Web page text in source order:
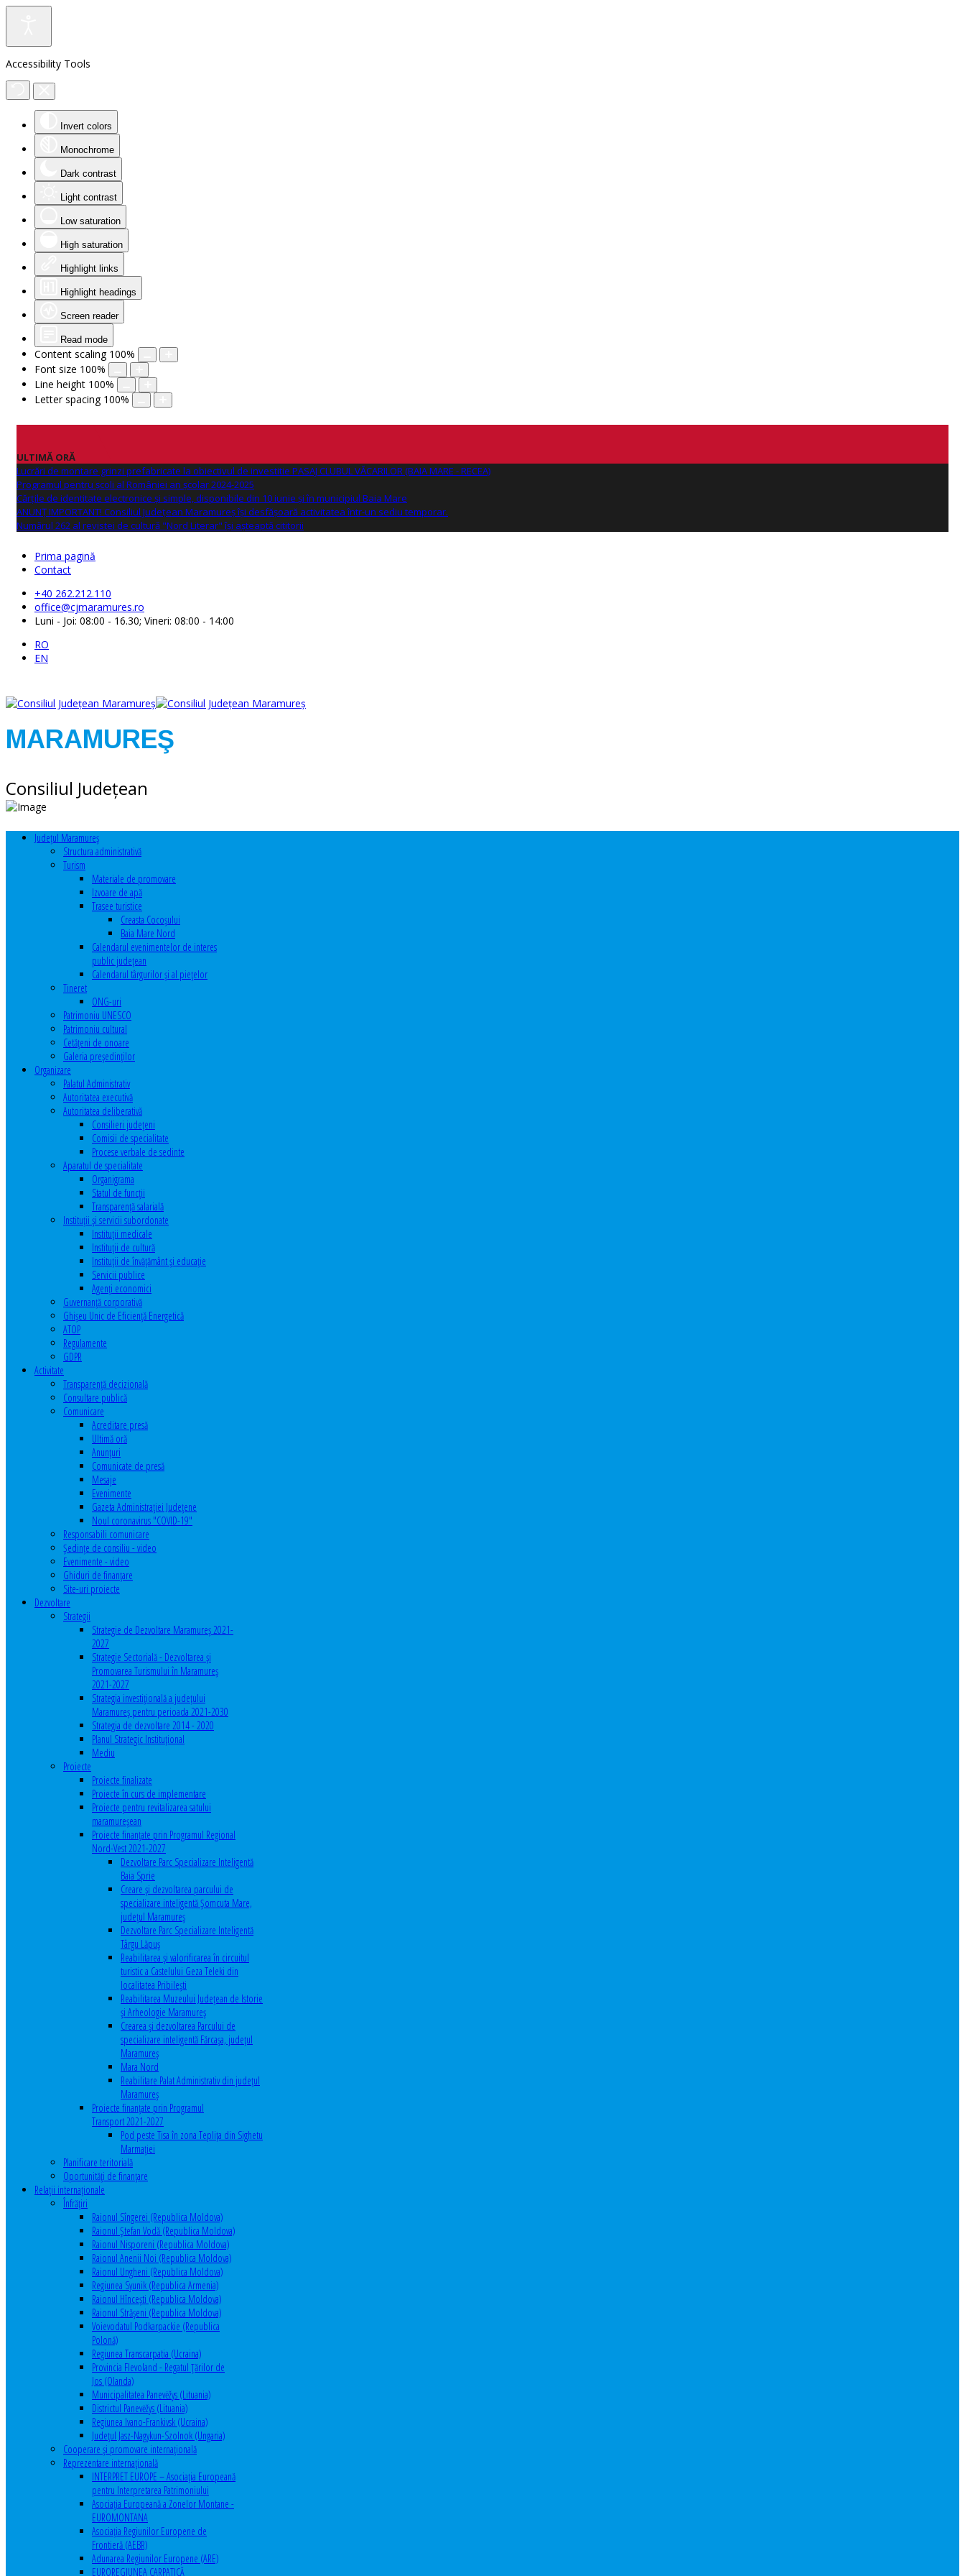
Accessibility Tools
Invert colors
Monochrome
Dark contrast
Light contrast
Low saturation
High saturation
Highlight links
Highlight headings
Screen reader
Read mode
Content scaling 100%
Font size 100%
Line height 100%
Letter spacing 100%
ULTIMĂ ORĂ
Lucrări de montare grinzi prefabricate la obiectivul de investitie PASAJ CLUBUL VĂCARILOR (BAIA MARE - RECEA)
Programul pentru școli al României an școlar 2024-2025
Cărțile de identitate electronice și simple, disponibile din 10 iunie și în municipiul Baia Mare
ANUNŢ IMPORTANT! Consiliul Județean Maramureș își desfășoară activitatea într-un sediu temporar.
Numărul 262 al revistei de cultură "Nord Literar" își așteaptă cititorii
Prima pagină
Contact
+40 262.212.110
office@cjmaramures.ro
Luni - Joi: 08:00 - 16.30; Vineri: 08:00 - 14:00
RO
EN
MARAMUREŞ
Consiliul Judeţean
Judeţul Maramureş
Structura administrativă
Turism
Materiale de promovare
Izvoare de apă
Trasee turistice
Creasta Cocoșului
Baia Mare Nord
Calendarul evenimentelor de interes
public judeţean
Calendarul târgurilor şi al pieţelor
Tineret
ONG-uri
Patrimoniu UNESCO
Patrimoniu cultural
Cetăţeni de onoare
Galeria președinților
Organizare
Palatul Administrativ
Autoritatea executivă
Autoritatea deliberativă
Consilieri judeţeni
Comisii de specialitate
Procese verbale de sedinte
Aparatul de specialitate
Organigrama
Statul de funcții
Transparență salarială
Instituţii şi servicii subordonate
Instituţii medicale
Instituţii de cultură
Instituţii de învăţământ şi educaţie
Servicii publice
Agenţi economici
Guvernanță corporativă
Ghişeu Unic de Eficienţă Energetică
ATOP
Regulamente
GDPR
Activitate
Transparenţă decizională
Consultare publică
Comunicare
Acreditare presă
Ultimă oră
Anunţuri
Comunicate de presă
Mesaje
Evenimente
Gazeta Administraţiei Judeţene
Noul coronavirus "COVID-19"
Responsabili comunicare
Şedinţe de consiliu - video
Evenimente - video
Ghiduri de finanţare
Site-uri proiecte
Dezvoltare
Strategii
Strategie de Dezvoltare Maramureș 2021-
2027
Strategie Sectorială - Dezvoltarea și
Promovarea Turismului în Maramureș
2021-2027
Strategia investiţională a județului
Maramureș pentru perioada 2021-2030
Strategia de dezvoltare 2014 - 2020
Planul Strategic Instituţional
Mediu
Proiecte
Proiecte finalizate
Proiecte în curs de implementare
Proiecte pentru revitalizarea satului
maramureşean
Proiecte finanțate prin Programul Regional
Nord-Vest 2021-2027
Dezvoltare Parc Specializare Inteligentă
Baia Sprie
Creare și dezvoltarea parcului de
specializare inteligentă Șomcuta Mare,
județul Maramureș
Dezvoltare Parc Specializare Inteligentă
Târgu Lăpuș
Reabilitarea și valorificarea în circuitul
turistic a Castelului Geza Teleki din
localitatea Pribilești
Reabilitarea Muzeului Județean de Istorie
și Arheologie Maramureș
Crearea și dezvoltarea Parcului de
specializare inteligentă Fărcașa, județul
Maramureș
Mara Nord
Reabilitare Palat Administrativ din județul
Maramureș
Proiecte finanțate prin Programul
Transport 2021-2027
Pod peste Tisa în zona Teplița din Sighetu
Marmației
Planificare teritorială
Oportunităţi de finanţare
Relaţii internaţionale
Înfrăţiri
Raionul Sîngerei (Republica Moldova)
Raionul Ștefan Vodă (Republica Moldova)
Raionul Nisporeni (Republica Moldova)
Raionul Anenii Noi (Republica Moldova)
Raionul Ungheni (Republica Moldova)
Regiunea Syunik (Republica Armenia)
Raionul Hîncești (Republica Moldova)
Raionul Străşeni (Republica Moldova)
Voievodatul Podkarpackie (Republica
Polonă)
Regiunea Transcarpatia (Ucraina)
Provincia Flevoland - Regatul Ţărilor de
Jos (Olanda)
Municipalitatea Panevėžys (Lituania)
Districtul Panevėžys (Lituania)
Regiunea Ivano-Frankivsk (Ucraina)
Judeţul Jasz-Nagykun-Szolnok (Ungaria)
Cooperare şi promovare internaţională
Reprezentare internaţională
INTERPRET EUROPE – Asociația Europeană
pentru Interpretarea Patrimoniului
Asociația Europeană a Zonelor Montane -
EUROMONTANA
Asociația Regiunilor Europene de
Frontieră (AEBR)
Adunarea Regiunilor Europene (ARE)
EUROREGIUNEA CARPATICĂ